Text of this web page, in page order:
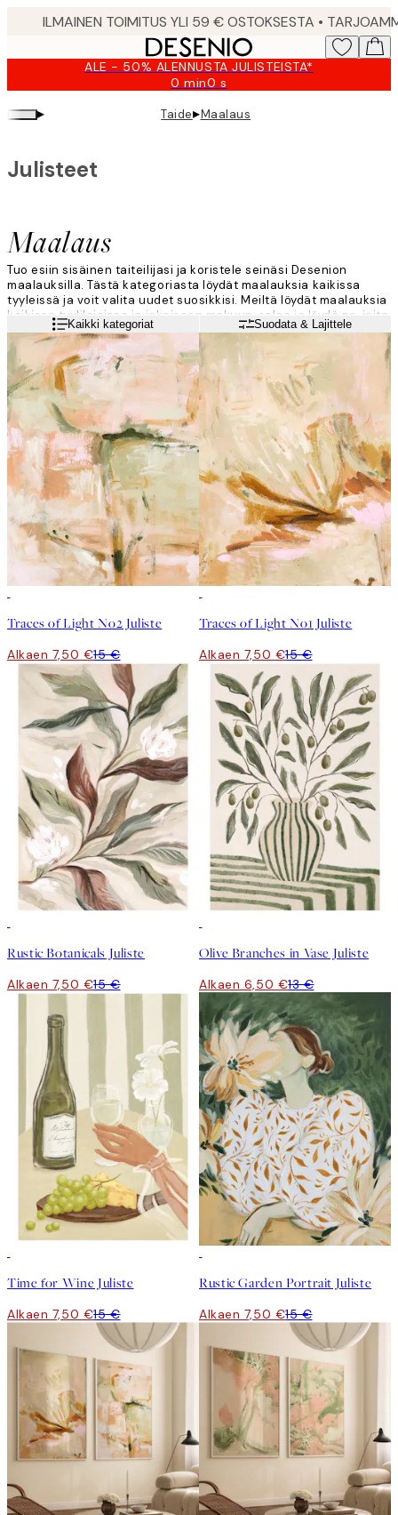
ALE - 50% ALENNUSTA JULISTEISTA*
0 min0 s
Voimassa
asti:
2026-
▸ Taide▸Maalaus
Maalaus
Julisteet
Tuo esiin sisäinen taiteilijasi ja koristele seinäsi Desenion
maalauksilla. Tästä kategoriasta löydät maalauksia kaikissa
tyyleissä ja voit valita uudet suosikkisi. Meiltä löydät maalauksia
kaikissa tyylilajeissa ja jokaiseen makuun, selaa ja löydä ne, joita
rakastat eniten, ennen kuin luot uuden taiteellisen tauluseinän.
Lue lisää Kaikki kategoriat Suodata & Lajittele
Traces of Light No2 Juliste
Alkaen 7,50 €15 €
Traces of Light No1 Juliste
Alkaen 7,50 €15 €
Rustic Botanicals Juliste
Alkaen 7,50 €15 €
Olive Branches in Vase Juliste
Alkaen 6,50 €13 €
Time for Wine Juliste
Alkaen 7,50 €15 €
Rustic Garden Portrait Juliste
Alkaen 7,50 €15 €